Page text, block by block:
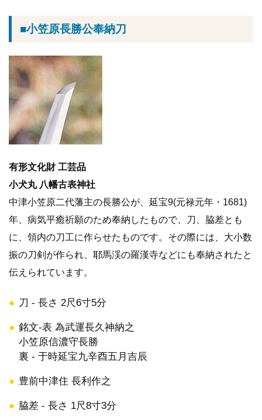
■小笠原長勝公奉納刀
有形文化財 工芸品
小犬丸 八幡古表神社
中津小笠原二代藩主の長勝公が、延宝9(元禄元年・1681)
年、病気平癒祈願のため奉納したもので、刀、脇差とも
に、領内の刀工に作らせたものです。その際には、大小数
振の刀剣が作られ、耶馬渓の羅漢寺などにも奉納されたと
伝えられています。
刀 - 長さ 2尺6寸5分
銘文-表 為武運長久神納之
小笠原信濃守長勝
裏 - 于時延宝九辛酉五月吉辰
豊前中津住 長利作之
脇差 - 長さ 1尺8寸3分